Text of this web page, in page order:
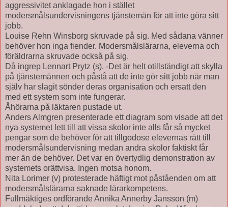
aggressivitet anklagade hon i stället
modersmålsundervisningens tjänstemän för att inte göra sitt
jobb.
Louise Rehn Winsborg skruvade på sig. Med sådana vänner
behöver hon inga fiender. Modersmålslärarna, eleverna och
föräldrarna skruvade också på sig.
Då ingrep Lennart Prytz (s). -Det är helt otillständigt att skylla
på tjänstemännen och påstå att de inte gör sitt jobb när man
själv har slagit sönder deras organisation och ersatt den
med ett system som inte fungerar.
Åhörarna på läktaren pustade ut.
Anders Almgren presenterade ett diagram som visade att det
nya systemet lett till att vissa skolor inte alls får så mycket
pengar som de behöver för att tillgodose elevernas rätt till
modersmålsundervisning medan andra skolor faktiskt får
mer än de behöver. Det var en övertydlig demonstration av
systemets orättvisa. Ingen motsa honom.
Nita Lorimer (v) protesterade häftigt mot påståenden om att
modersmålslärarna saknade lärarkompetens.
Fullmäktiges ordförande Annika Annerby Jansson (m)